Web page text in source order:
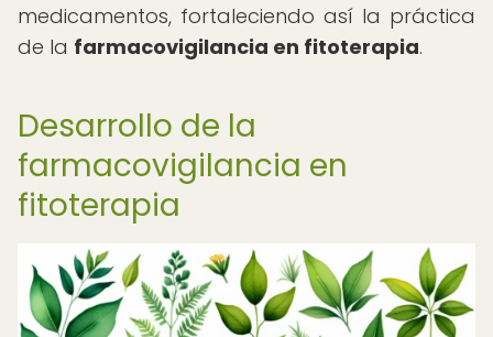
medicamentos, fortaleciendo así la práctica
de la farmacovigilancia en fitoterapia.
Desarrollo de la
farmacovigilancia en
fitoterapia